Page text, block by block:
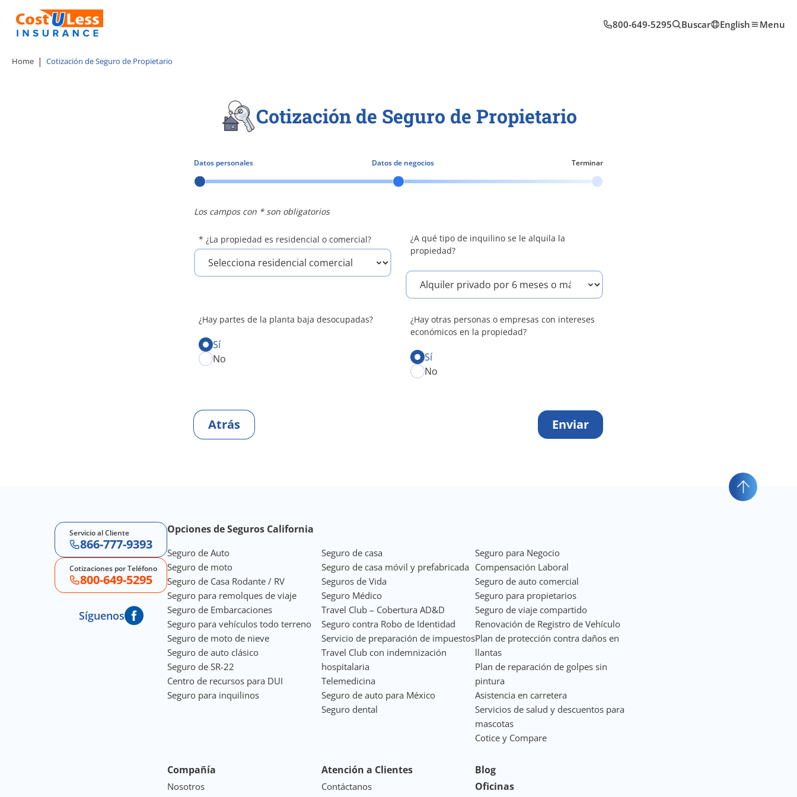
800-649-5295 Buscar English Menu
Home Cotización de Seguro de Propietario
Cotización de Seguro de Propietario
Datos personales Datos de negocios Terminar
Los campos con * son obligatorios
* ¿La propiedad es residencial o comercial?
¿A qué tipo de inquilino se le alquila la
propiedad?
¿Hay partes de la planta baja desocupadas?
Sí
No
¿Hay otras personas o empresas con intereses
económicos en la propiedad?
Sí
No
Atrás Enviar
Servicio al Cliente
866-777-9393
Cotizaciones por Teléfono
800-649-5295
Síguenos
Footer Navigation
Opciones de Seguros California
Seguro de Auto
Seguro de moto
Seguro de Casa Rodante / RV
Seguro para remolques de viaje
Seguro de Embarcaciones
Seguro para vehículos todo terreno
Seguro de moto de nieve
Seguro de auto clásico
Seguro de SR-22
Centro de recursos para DUI
Seguro para inquilinos
Seguro de casa
Seguro de casa móvil y prefabricada
Seguros de Vida
Seguro Médico
Travel Club – Cobertura AD&D
Seguro contra Robo de Identidad
Servicio de preparación de impuestos
Travel Club con indemnización
hospitalaria
Telemedicina
Seguro de auto para México
Seguro dental
Seguro para Negocio
Compensación Laboral
Seguro de auto comercial
Seguro para propietarios
Seguro de viaje compartido
Renovación de Registro de Vehículo
Plan de protección contra daños en
llantas
Plan de reparación de golpes sin
pintura
Asistencia en carretera
Servicios de salud y descuentos para
mascotas
Cotice y Compare
Compañía
Nosotros
Atención a Clientes
Contáctanos
Blog
Oficinas